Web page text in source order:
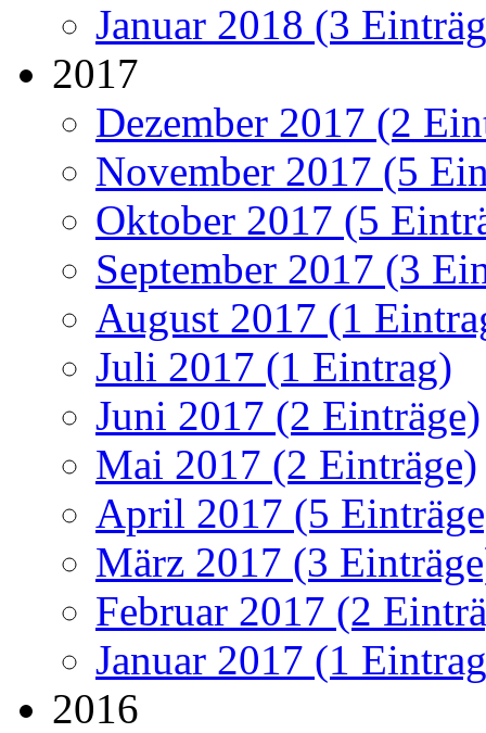
Januar 2018 (3
2017
Dezember 2017 (2
November 2017 (5
Oktober 2017 (5
September 2017 (3
August 2017 (1
Juli 2017 (1 Eintrag)
Juni 2017 (2 Einträge)
Mai 2017 (2 Einträge)
April 2017 (5
März 2017 (3
Februar 2017 (2
Januar 2017 (1
2016